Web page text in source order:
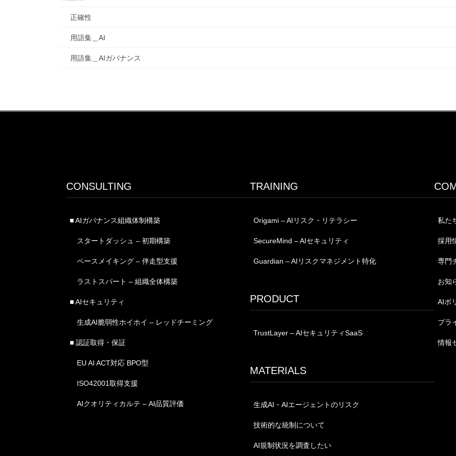
正確性
用語集＿AI
用語集＿AIガバナンス
CONSULTING
■ AIガバナンス組織体制構築
スタートダッシュ – 初期構築
ペースメイキング – 伴走型支援
ラストスパート – 組織全体構築
■ AIセキュリティ
生成AI脆弱性ホイホイ – レッドチーミング
■ 認証取得・保証
EU AI ACT対応 BPO型
ISO42001取得支援
AIクオリティカルテ – AI品質評価
TRAINING
Origami – AIリスク・リテラシー
SecureMind – AIセキュリティ
Guardian – AIリスクマネジメント特化
PRODUCT
TrustLayer – AIセキュリティSaaS
MATERIALS
生成AI・AIエージェントのリスク
技術的な統制について
AI規制状況を調査したい
私た
採用
専門
お知
AIポ
プラ
情報